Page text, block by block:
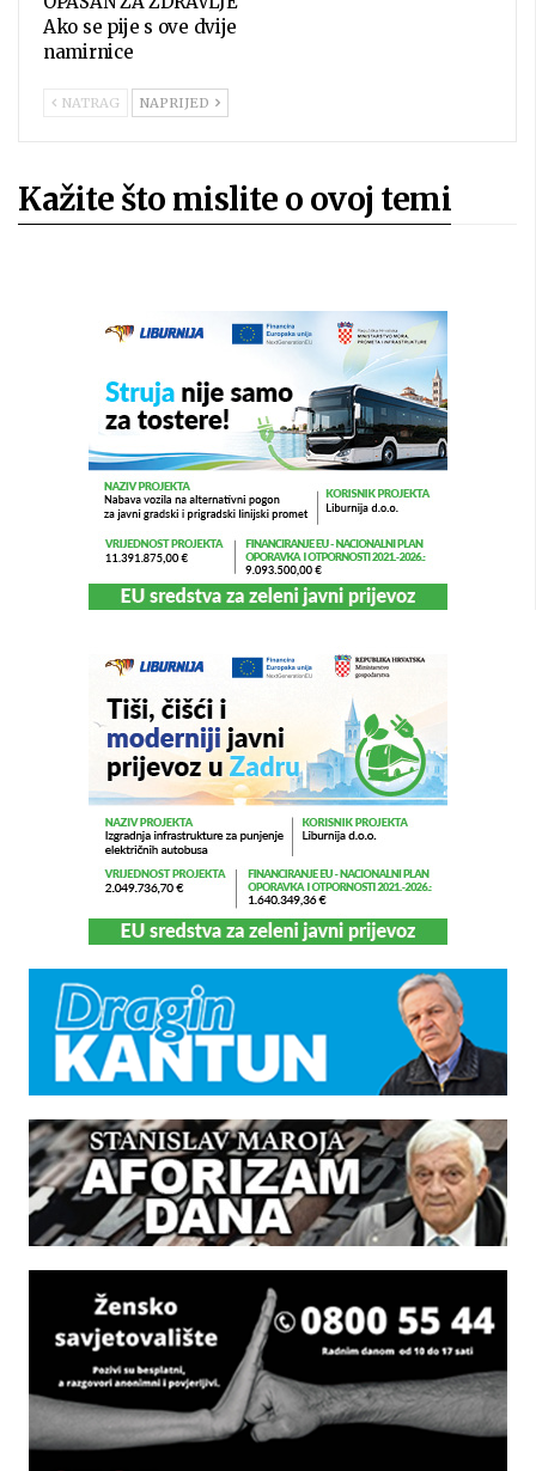
Ako se pije s ove dvije
namirnice
NATRAG NAPRIJED
Kažite što mislite o ovoj temi